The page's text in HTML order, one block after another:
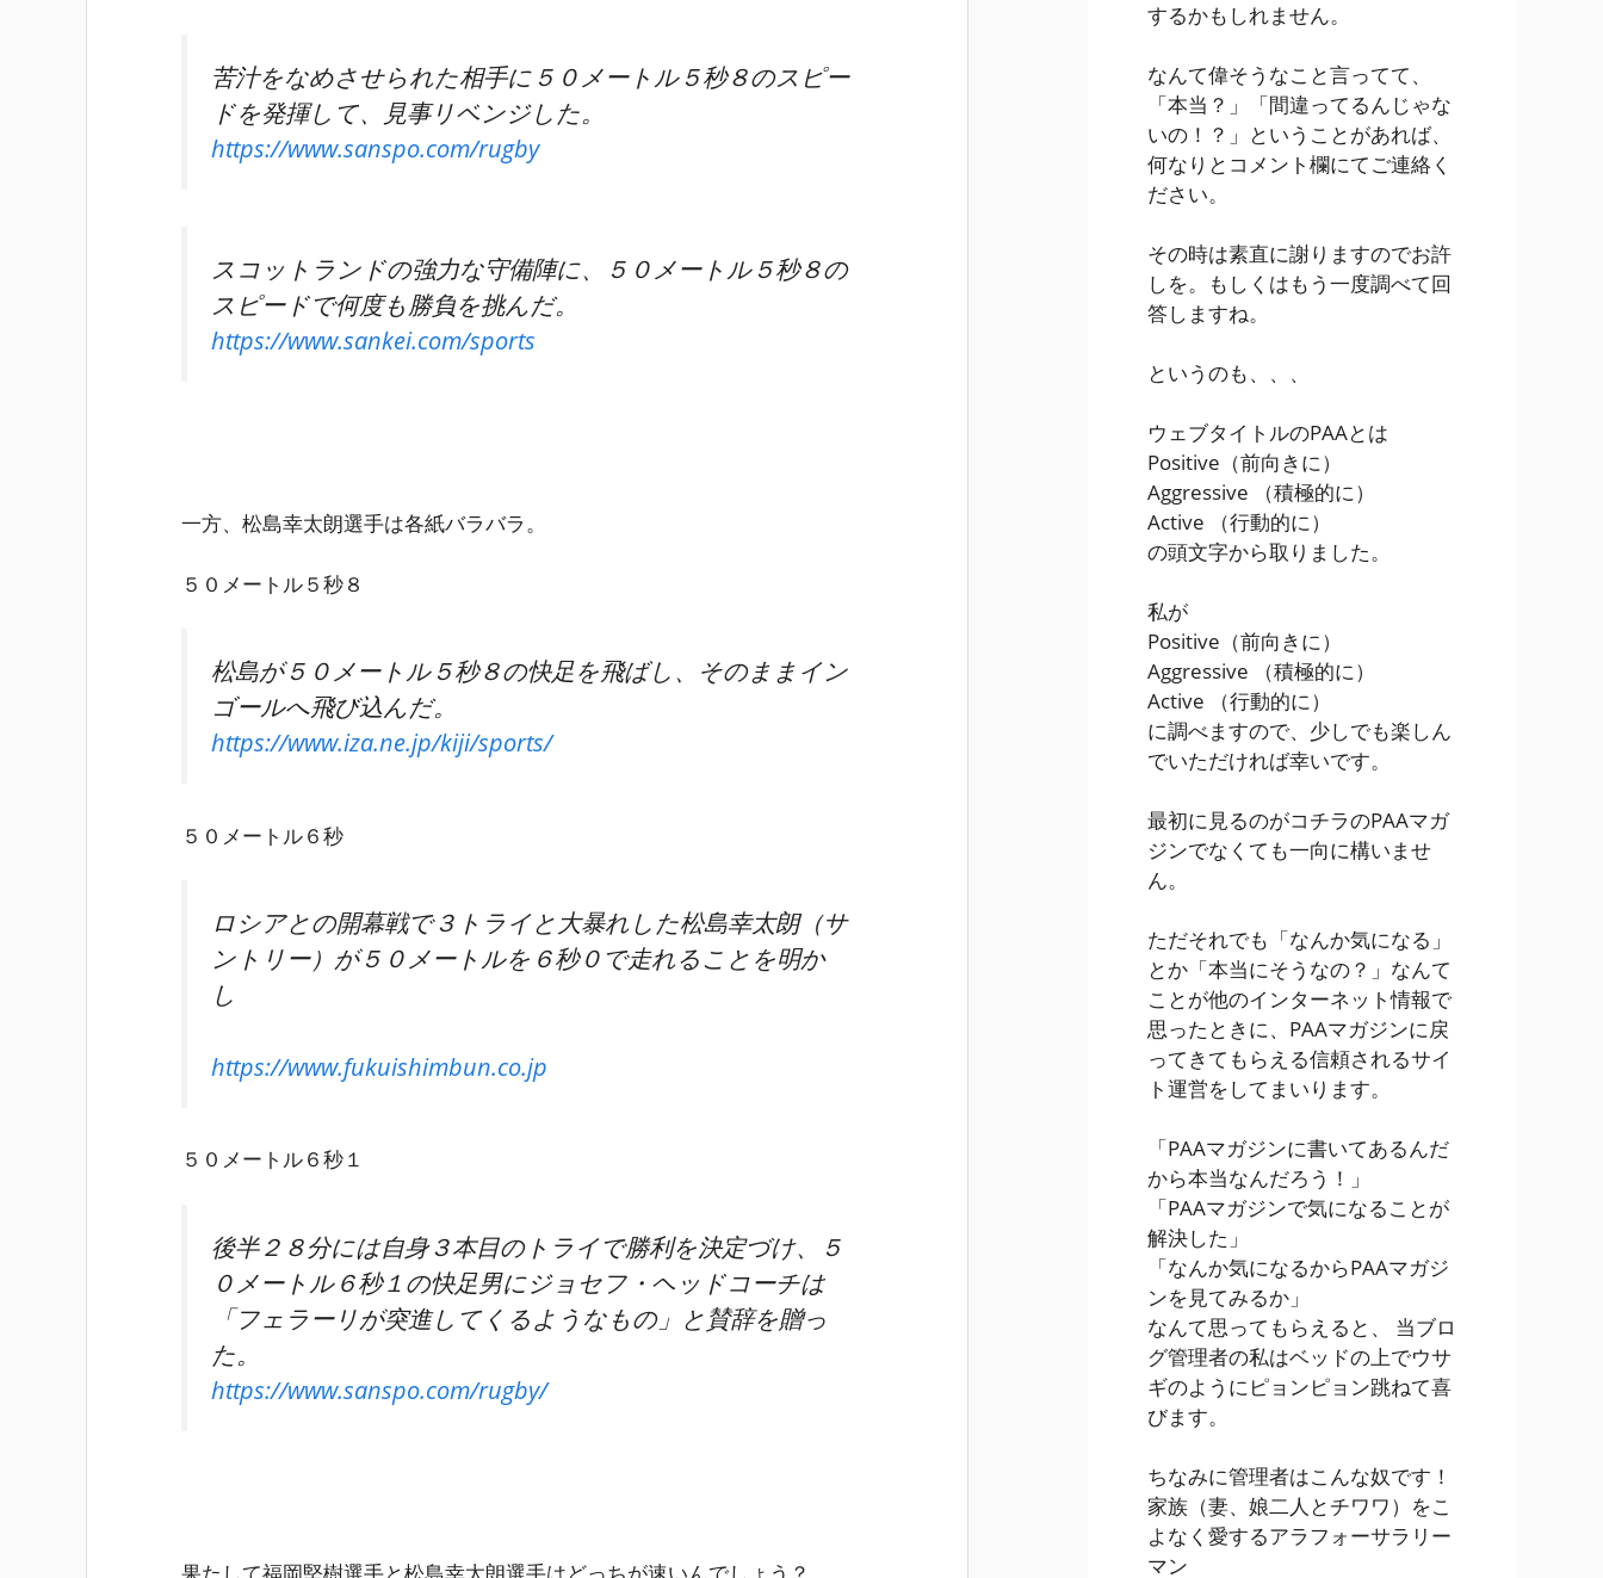
苦汁をなめさせられた相手に５０メートル５秒８のスピー
ドを発揮して、見事リベンジした。
https://www.sanspo.com/rugby
スコットランドの強力な守備陣に、５０メートル５秒８の
スピードで何度も勝負を挑んだ。
https://www.sankei.com/sports
一方、松島幸太朗選手は各紙バラバラ。
５０メートル５秒８
松島が５０メートル５秒８の快足を飛ばし、そのままイン
ゴールへ飛び込んだ。
https://www.iza.ne.jp/kiji/sports/
５０メートル６秒
ロシアとの開幕戦で３トライと大暴れした松島幸太朗（サ
ントリー）が５０メートルを６秒０で走れることを明か
し
https://www.fukuishimbun.co.jp
５０メートル６秒１
後半２８分には自身３本目のトライで勝利を決定づけ、５
０メートル６秒１の快足男にジョセフ・ヘッドコーチは
「フェラーリが突進してくるようなもの」と賛辞を贈っ
た。
https://www.sanspo.com/rugby/
果たして福岡堅樹選手と松島幸太朗選手はどっちが速いんでしょう？
するかもしれません。
なんて偉そうなこと言ってて、
「本当？」「間違ってるんじゃな
いの！？」ということがあれば、
何なりとコメント欄にてご連絡く
ださい。
その時は素直に謝りますのでお許
しを。もしくはもう一度調べて回
答しますね。
というのも、、、
ウェブタイトルのPAAとは
Positive （前向きに）
Aggressive
（積極的に）
Active
（行動的に）
の頭文字から取りました。
私が
Positive （前向きに）
Aggressive
（積極的に）
Active
（行動的に）
に調べますので、少しでも楽しん
でいただければ幸いです。
最初に見るのがコチラのPAAマガ
ジンでなくても一向に構いませ
ん。
ただそれでも「なんか気になる」
とか「本当にそうなの？」なんて
ことが他のインターネット情報で
思ったときに、PAAマガジンに戻
ってきてもらえる信頼されるサイ
ト運営をしてまいります。
「PAAマガジンに書いてあるんだ
から本当なんだろう！」
「PAAマガジンで気になることが
解決した」
「なんか気になるからPAAマガジ
ンを見てみるか」
なんて思ってもらえると、 当ブロ
グ管理者の私はベッドの上でウサ
ギのようにピョンピョン跳ねて喜
びます。
ちなみに管理者はこんな奴です！
家族（妻、娘二人とチワワ）をこ
よなく愛するアラフォーサラリー
マン